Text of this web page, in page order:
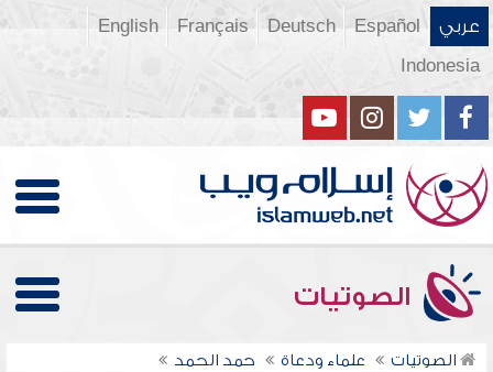
عربي Español
Deutsch
Français
English
Indonesia
الصوتيات
الصوتيات علماء ودعاة حمد الحمد